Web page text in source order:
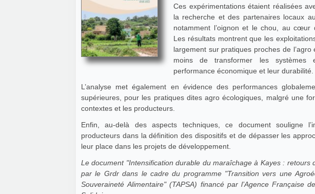
Ces expérimentations étaient réalisées
la recherche et des partenaires locaux
notamment l’oignon et le chou, au cœur
Les résultats montrent que les
largement sur pratiques proches de
moins de transformer les systèmes
performance économique et leur durabilité.
L’analyse met également en évidence des performances
supérieures, pour les pratiques dites agro écologiques, malgré une
contextes et les producteurs.
Enfin, au-delà des aspects techniques, ce document souligne
producteurs dans la définition des dispositifs et de dépasser les
leur place dans les projets de développement.
Le document "Intensification durable du maraîchage à Kayes : retours
par le Grdr dans le cadre du programme "Transition vers une
Souveraineté Alimentaire" (TAPSA) financé par l’Agence Française